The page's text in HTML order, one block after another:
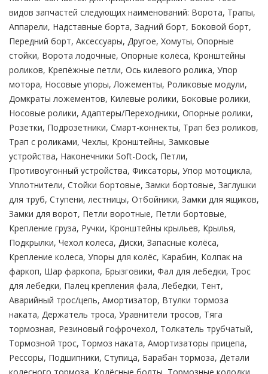
видов запчастей следующих наименований: Ворота, Трапы,
Аппарели, Надставные борта, Задний борт, Боковой борт,
Передний борт, Аксессуары, Другое, Хомуты, Опорные
стойки, Ворота лодочные, Опорные колёса, Кронштейны
роликов, Крепёжные петли, Ось килевого ролика, Упор
мотора, Носовые упоры, Ложементы, Роликовые модули,
Домкраты ложементов, Килевые ролики, Боковые ролики,
Носовые ролики, Адаптеры/Переходники, Опорные ролики,
Розетки, Подрозетники, Смарт-коннекты, Трап без роликов,
Трап с роликами, Чехлы, Кронштейны, Замковые
устройства, Наконечники Soft-Dock, Петли,
Противоугонный устройства, Фиксаторы, Упор мотоцикла,
Уплотнители, Стойки бортовые, Замки бортовые, Заглушки
для труб, Ступени, лестницы, Отбойники, Замки для ящиков,
Замки для ворот, Петли воротные, Петли бортовые,
Крепление груза, Ручки, Кронштейны крыльев, Крылья,
Подкрылки, Чехол колеса, Диски, Запасные колёса,
Крепление колеса, Упоры для колёс, Карабин, Колпак на
фаркоп, Шар фаркопа, Брызговики, Фал для лебедки, Трос
для лебедки, Палец крепления фала, Лебедки, Тент,
Аварийный трос/цепь, Амортизатор, Втулки тормоза
наката, Держатель троса, Уравнители тросов, Тяга
тормозная, Резиновый гофрочехол, Толкатель трубчатый,
Тормозной трос, Тормоз наката, Амортизаторы прицепа,
Рессоры, Подшипники, Ступица, Барабан тормоза, Детали